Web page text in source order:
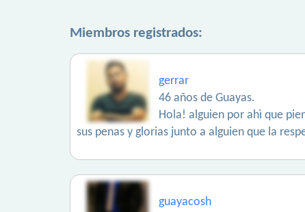
Miembros registrados:
gerrar
46 años de Guayas.
Hola! alguien por ahì que
sus penas y glorias junto a alguien que la
guayacosh